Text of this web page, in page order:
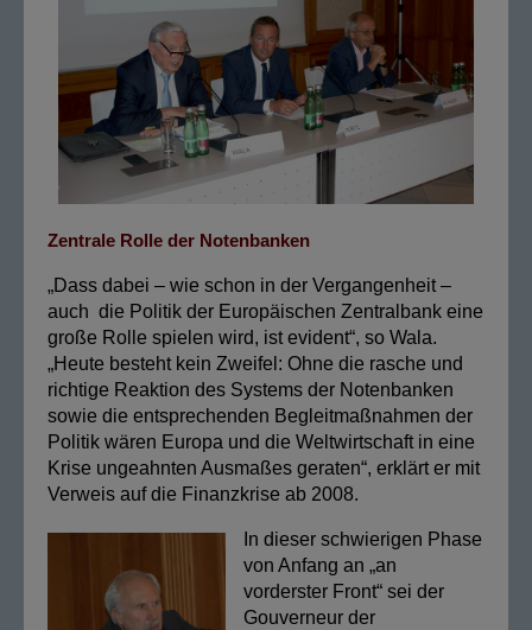
Zentrale Rolle der Notenbanken
„Dass dabei – wie schon in der Vergangenheit –
auch die Politik der Europäischen Zentralbank eine
große Rolle spielen wird, ist evident“, so Wala.
„Heute besteht kein Zweifel: Ohne die rasche und
richtige Reaktion des Systems der Notenbanken
sowie die entsprechenden Begleitmaßnahmen der
Politik wären Europa und die Weltwirtschaft in eine
Krise ungeahnten Ausmaßes geraten“, erklärt er mit
Verweis auf die Finanzkrise ab 2008.
In dieser schwierigen Phase
von Anfang an „an
vorderster Front“ sei der
Gouverneur der